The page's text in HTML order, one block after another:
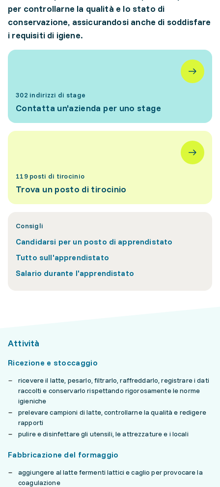
per controllarne la qualità e lo stato di
conservazione, assicurandosi anche di soddisfare
i requisiti di igiene.
302 indirizzi di stage
Contatta un'azienda per uno stage
119 posti di tirocinio
Trova un posto di tirocinio
Consigli
Candidarsi per un posto di apprendistato
Tutto sull'apprendistato
Salario durante l'apprendistato
Attività
Ricezione e stoccaggio
ricevere il latte, pesarlo, filtrarlo, raffreddarlo, registrare i dati
raccolti e conservarlo rispettando rigorosamente le norme
igieniche
prelevare campioni di latte, controllarne la qualità e redigere
rapporti
pulire e disinfettare gli utensili, le attrezzature e i locali
Fabbricazione del formaggio
aggiungere al latte fermenti lattici e caglio per provocare la
coagulazione